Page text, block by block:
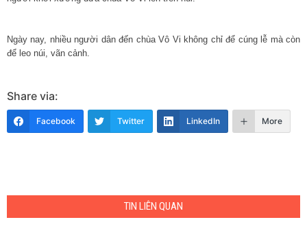
Ngày nay, nhiều người dân đến chùa Vô Vi không chỉ để cúng lễ mà còn
để leo núi, vãn cảnh.
Share via:
Facebook Twitter LinkedIn More
TIN LIÊN QUAN